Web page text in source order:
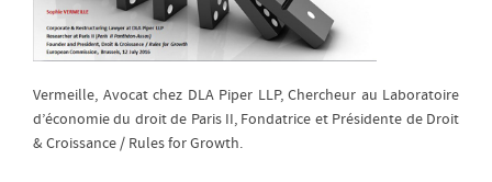
Vermeille, Avocat chez DLA Piper LLP, Chercheur au Laboratoire
d’économie du droit de Paris II, Fondatrice et Présidente de Droit
& Croissance / Rules for Growth.